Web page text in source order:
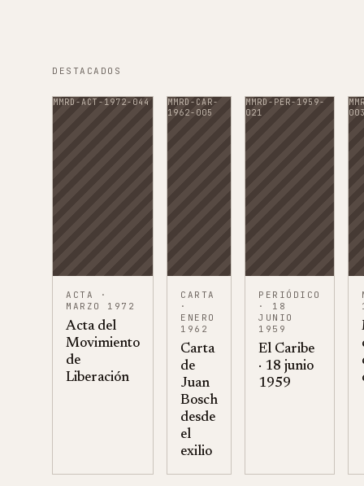
DESTACADOS
MMRD-ACT-1972-044
ACTA
·
MARZO 1972
Acta del
Movimiento
de
Liberación
MMRD-CAR-
1962-005
CARTA
·
ENERO
1962
Carta
de
Juan
Bosch
desde
el
exilio
MMRD-PER-1959-
021
PERIÓDICO
· 18
JUNIO
1959
El Caribe
· 18 junio
1959